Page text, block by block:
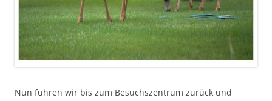
Nun fuhren wir bis zum Besuchszentrum zurück und